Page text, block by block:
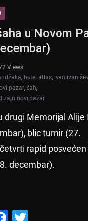
u Novom
Views
, hotel atlas, ivan
pazar, šah,
novi pazar
drugi Memorijal Alije
blic turnir (27.
rapid posvećen
decembar).